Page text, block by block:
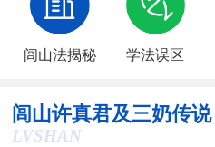
闾山法揭秘 学法误区
闾山许真君及三奶传说
LVSHAN